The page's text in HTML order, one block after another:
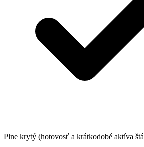
Plne krytý (hotovosť a krátkodobé aktíva